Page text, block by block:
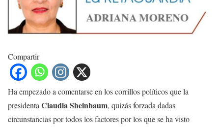
Compartir
Ha empezado a comentarse en los corrillos políticos que la
presidenta Claudia Sheinbaum, quizás forzada dadas
circunstancias por todos los factores por los que se ha visto